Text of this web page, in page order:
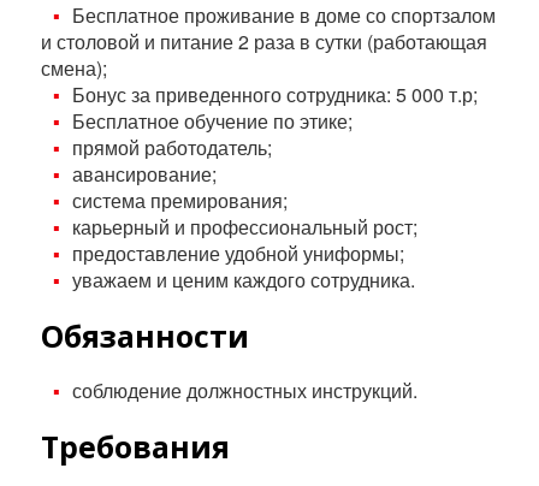
Бесплатное проживание в доме со спортзалом
и столовой и питание 2 раза в сутки (работающая
смена);
Бонус за приведенного сотрудника: 5 000 т.р;
Бесплатное обучение по этике;
прямой работодатель;
авансирование;
система премирования;
карьерный и профессиональный рост;
предоставление удобной униформы;
уважаем и ценим каждого сотрудника.
Обязанности
соблюдение должностных инструкций.
Требования